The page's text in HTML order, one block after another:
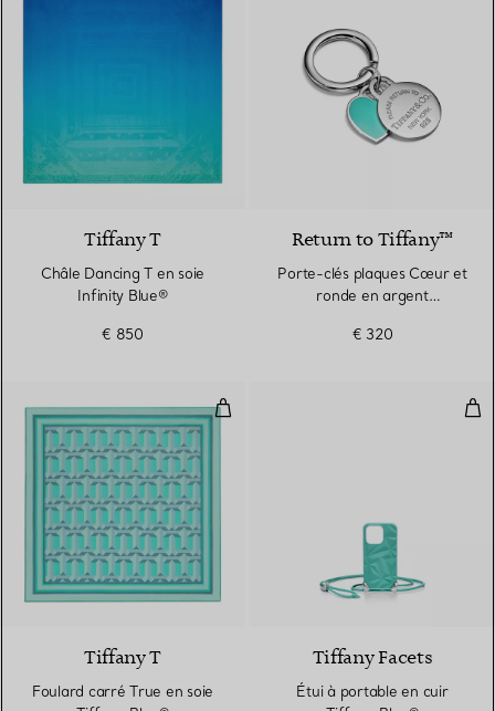
Tiffany T
Châle Dancing T en soie
Infinity Blue®
€ 850
Return to Tiffany™
Porte-clés plaques Cœur et
ronde en argent
émaillée Tiffany Blue®
€ 320
Foulard carré True en soie
3 Couleurs
Tiffany T
Foulard carré True en soie
Tiffany Facets
Étui à portable en cuir